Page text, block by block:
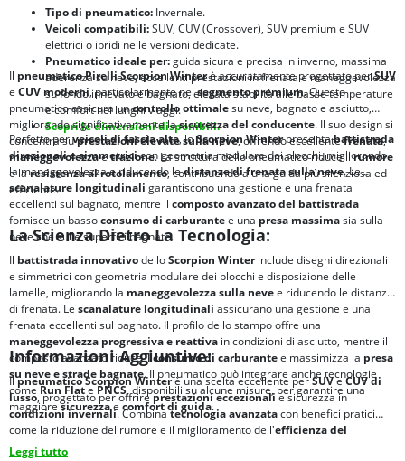
Tipo di pneumatico: Invernale.
Veicoli compatibili:SUV, CUV (Crossover), SUV premium e SUV
elettrici o ibridi nelle versioni dedicate.
Pneumatico ideale per:guida sicura e precisa in inverno, massima
aderenza su neve, eccellenti prestazioni in frenata e maneggevolezza
su fondo innevato e bagnato, elevata stabilità alle basse temperature
e comfort nei lunghi viaggi.
Scopri le dimensioni disponibili.
Il pneumatico Pirelli Scorpion Winterè accuratamente progettato perSUV
e CUV moderni, particolarmente nelsegmento premium. Questo
pneumatico assicura uncontrollo ottimalesu neve, bagnato e asciutto,
migliorando significativamente lasicurezza del conducente. Il suo design si
concentra suprestazioni elevate sulla neve, offrendo eccellentefrenata,
maneggevolezzaetrazione. La struttura dello pneumatico riduce ilrumore
e laresistenza al rotolamento, contribuendo a una guida più silenziosa ed
efficiente.
Perfetto perveicoli di fascia alta, loScorpion Winterpresentabattistrada
direzionali e simmetricicon geometria modulare dei blocchi, migliorando
la maneggevolezza e riducendo ledistanze di frenata sulla neve. Le
scanalature longitudinali garantiscono una gestione e una frenata
eccellenti sul bagnato, mentre il composto avanzato del battistrada
fornisce un bassoconsumo di carburantee una presa massimasia sulla
neve che sulle superfici bagnate.
La Scienza Dietro La Tecnologia:
Il battistrada innovativodelloScorpion Winterinclude disegni direzionali
e simmetrici con geometria modulare dei blocchi e disposizione delle
lamelle, migliorando la maneggevolezza sulla nevee riducendo le distanze
di frenata. Le scanalature longitudinali assicurano una gestione e una
frenata eccellenti sul bagnato. Il profilo dello stampo offre una
maneggevolezza progressiva e reattiva in condizioni di asciutto, mentre il
composto avanzato riduce ilconsumo di carburantee massimizza la presa
su neve e strade bagnate. Il pneumatico può integrare anche tecnologie
comeRun FlatePNCS, disponibili su alcune misure, per garantire una
maggioresicurezzaecomfort di guida.
Informazioni Aggiuntive:
Ilpneumatico Scorpion Winterè una scelta eccellente perSUVeCUV di
lusso, progettato per offrireprestazioni eccezionalie sicurezza in
condizioni invernali. Combinatecnologia avanzatacon benefici pratici
come la riduzione del rumore e il miglioramento dell'efficienza del
carburante
Leggi tutto